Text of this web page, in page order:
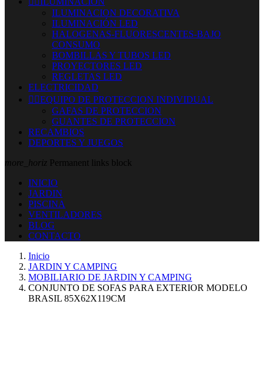
ILUMINACION DECORATIVA
ILUMINACIÓN LED
HALOGENAS-FLUORESCENTES-BAJO
CONSUMO
BOMBILLAS Y TUBOS LED
PROYECTORES LED
REGLETAS LED
ELECTRICIDAD
 EQUIPO DE PROTECCION INDIVIDUAL
GAFAS DE PROTECCION
GUANTES DE PROTECCION
RECAMBIOS
DEPORTES Y JUEGOS
more_horiz Permanent links block
INICIO
JARDIN
PISCINA
VENTILADORES
BLOG
CONTACTO
Inicio
JARDIN Y CAMPING
MOBILIARIO DE JARDIN Y CAMPING
CONJUNTO DE SOFAS PARA EXTERIOR MODELO
BRASIL 85X62X119CM